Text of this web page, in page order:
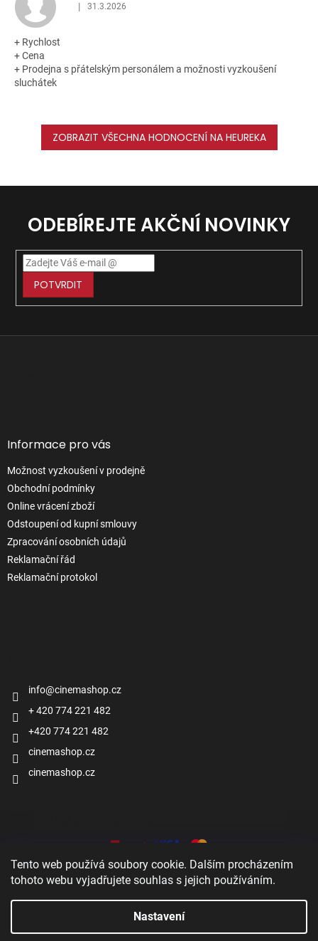
Tento web používá soubory cookie. Dalším procházením
tohoto webu vyjadřujete souhlas s jejich používáním.
Nastavení
Hodnocení obchodu je 5 z 5 hvězdiček.
| 31.3.2026
+ Rychlost
+ Cena
+ Prodejna s přátelským personálem a možnosti vyzkoušení
sluchátek
ZOBRAZIT VŠECHNA HODNOCENÍ NA HEUREKA
ODEBÍREJTE AKČNÍ NOVINKY
POTVRDIT
Z
Informace pro vás
Možnost vyzkoušení v prodejně
Obchodní podmínky
Online vrácení zboží
Odstoupení od kupní smlouvy
Zpracování osobních údajů
Reklamační řád
Reklamační protokol
info@cinemashop.cz
+ 420 774 221 482
+420 774 221 482
cinemashop.cz
cinemashop.cz
Vytvořil Shoptet